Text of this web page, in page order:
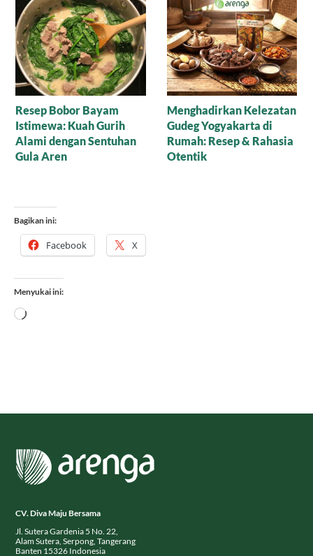
Nasi Tim Lapis Ayam
Kilau Karamel Arenga
dalam Sate Sapi Manis:
Rahasia Kelezatan yang
Menggoda Lidah
Bagikan ini:
Facebook X
Menyukai ini:
Memuat...
CV. Diva Maju Bersama
Jl. Sutera Gardenia 5 No. 22,
Alam Sutera, Serpong, Tangerang
Banten 15326 Indonesia